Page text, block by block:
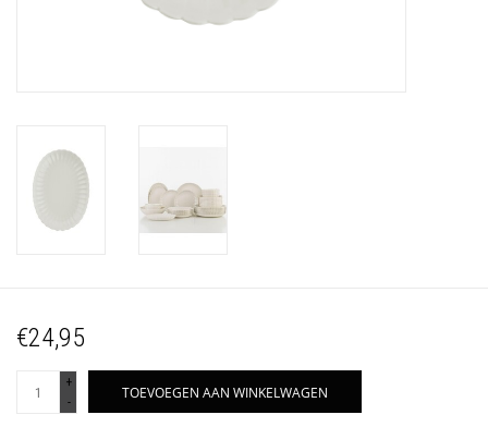
€24,95
+
-
TOEVOEGEN AAN WINKELWAGEN